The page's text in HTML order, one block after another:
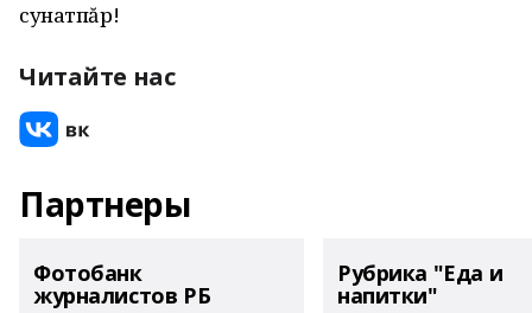
сунатпăр!
Читайте нас
Партнеры
Фотобанк
журналистов РБ
Рубрика "Еда и
напитки"